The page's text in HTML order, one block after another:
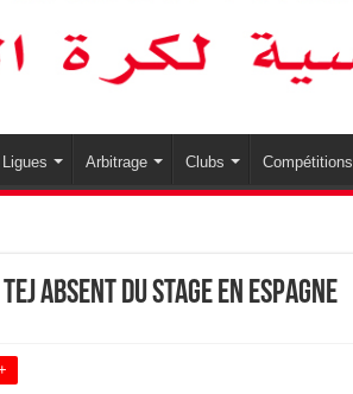
Ligues Arbitrage Clubs Compétitions
absent du stage en Espagne